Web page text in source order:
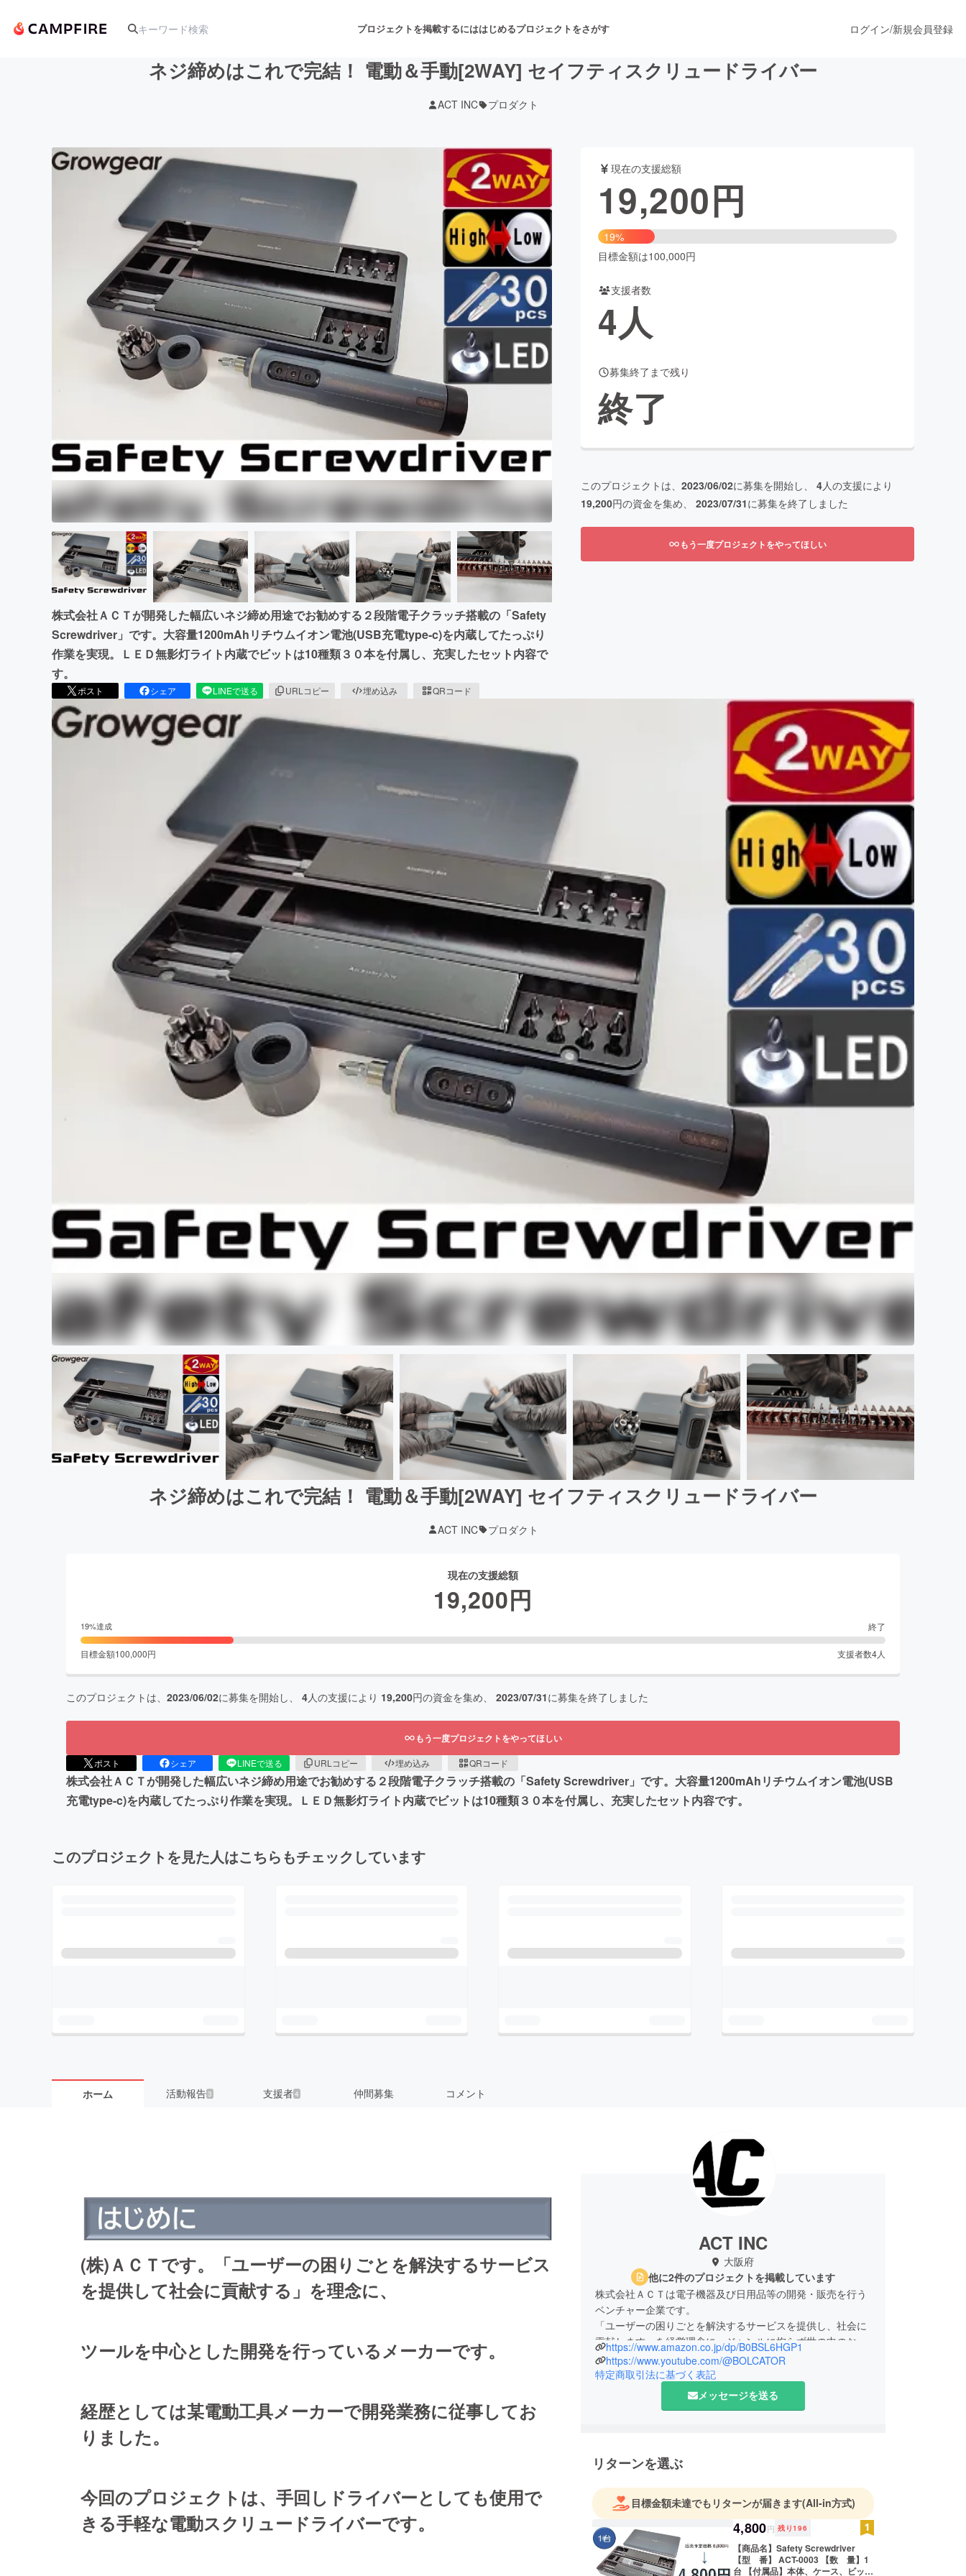
プロジェクトを掲載するにははじめるプロジェクトをさがす
アート・写真 音楽 舞台・パフォーマンス
ゲーム・サービス開発 フード・飲食店 ファッション
映像・映画 書籍・雑誌出版 アニメ・漫画
ビジネス・起業 チャレンジ ビューティー・ヘルスケア
まちづくり・地域活性化
CAMPFIRE for Social Good
CAMPFIRE Creation
CAMPFIREふるさと納税
ログイン/新規会員登録
ネジ締めはこれで完結！ 電動＆手動[2WAY] セイフティスクリュードライバー
ACT INC プロダクト
株式会社ＡＣＴが開発した幅広いネジ締め用途でお勧めする２段階電子クラッチ搭載の「Safety
Screwdriver」です。大容量1200mAhリチウムイオン電池(USB充電type-c)を内蔵してたっぷり
作業を実現。ＬＥＤ無影灯ライト内蔵でビットは10種類３０本を付属し、充実したセット内容で
す。
ポスト シェア LINEで送る URLコピー 埋め込み QRコード
現在の支援総額
19,200円
19%
目標金額は100,000円
支援者数
4人
募集終了まで残り
終了
このプロジェクトは、 2023/06/02に募集を開始し、 4人の支援により
19,200円の資金を集め、 2023/07/31に募集を終了しました
もう一度プロジェクトをやってほしい
ネジ締めはこれで完結！ 電動＆手動[2WAY] セイフティスクリュードライバー
ACT INC プロダクト
現在の支援総額
19,200円
19%達成 終了
目標金額100,000円 支援者数4人
このプロジェクトは、 2023/06/02に募集を開始し、 4人の支援により 19,200円の資金を集め、 2023/07/31に募集を終了しました
もう一度プロジェクトをやってほしい
ポスト シェア LINEで送る URLコピー 埋め込み QRコード
株式会社ＡＣＴが開発した幅広いネジ締め用途でお勧めする２段階電子クラッチ搭載の「Safety Screwdriver」です。大容量1200mAhリチウムイオン電池(USB
充電type-c)を内蔵してたっぷり作業を実現。ＬＥＤ無影灯ライト内蔵でビットは10種類３０本を付属し、充実したセット内容です。
このプロジェクトを見た人はこちらもチェックしています
ホーム 活動報告3 支援者4 仲間募集 コメント
(株)ＡＣＴです。「ユーザーの困りごとを解決するサービス
を提供して社会に貢献する」を理念に、
ツールを中心とした開発を行っているメーカーです。
経歴としては某電動工具メーカーで開発業務に従事してお
りました。
今回のプロジェクトは、手回しドライバーとしても使用で
きる手軽な電動スクリュー ドライバーです。
ACT INC
大阪府
他に2件のプロジェクトを掲載しています
株式会社ＡＣＴは電子機器及び日用品等の開発・販売を行う
ベンチャー企業です。
「ユーザーの困りごとを解決するサービスを提供し、社会に
貢献します」を経営理念に、ジャンルに拘らず世の中のお役
に立てる商品開発を目指しています。
https://www.amazon.co.jp/dp/B0BSL6HGP1
https://www.youtube.com/@BOLCATOR
特定商取引法に基づく表記
メッセージを送る
リターンを選ぶ
目標金額未達でもリターンが届きます(All-in方式)
4,800円 残り196
【商品名】Safety Screwdriver
【型 番】 ACT-0003 【数 量】1
台 【付属品】本体、ケース、ビット